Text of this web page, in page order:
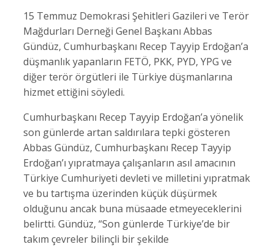
15 Temmuz Demokrasi Şehitleri Gazileri ve Terör
Mağdurları Derneği Genel Başkanı Abbas
Gündüz, Cumhurbaşkanı Recep Tayyip Erdoğan’a
düşmanlık yapanların FETÖ, PKK, PYD, YPG ve
diğer terör örgütleri ile Türkiye düşmanlarına
hizmet ettiğini söyledi.
Cumhurbaşkanı Recep Tayyip Erdoğan’a yönelik
son günlerde artan saldırılara tepki gösteren
Abbas Gündüz, Cumhurbaşkanı Recep Tayyip
Erdoğan’ı yıpratmaya çalışanların asıl amacının
Türkiye Cumhuriyeti devleti ve milletini yıpratmak
ve bu tartışma üzerinden küçük düşürmek
olduğunu ancak buna müsaade etmeyeceklerini
belirtti. Gündüz, “Son günlerde Türkiye’de bir
takım çevreler bilinçli bir şekilde